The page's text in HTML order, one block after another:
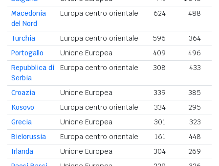
Macedonia
del Nord
Europa centro orientale 624 488
Turchia Europa centro orientale 596 364
Portogallo
Unione Europea 409 496
Repubblica di
Serbia
Europa centro orientale 308 433
Croazia Unione Europea 339 385
Kosovo
Europa centro orientale 334 295
Grecia
Unione Europea 301 323
Bielorussia
Europa centro orientale 161 448
Irlanda
Unione Europea 304 269